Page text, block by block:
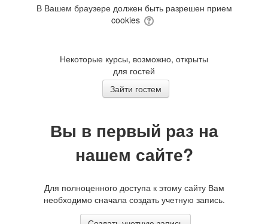
В Вашем браузере должен быть разрешен прием
cookies
Некоторые курсы, возможно, открыты
для гостей
Вы в первый раз на
нашем сайте?
Для полноценного доступа к этому сайту Вам
необходимо сначала создать учетную запись.